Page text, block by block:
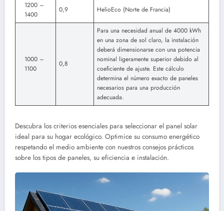
1200 –
1400
0,9 HelioEco (Norte de Francia)
1000 –
1100
0,8
Para una necesidad anual de 4000 kWh
en una zona de sol claro, la instalación
deberá dimensionarse con una potencia
nominal ligeramente superior debido al
coeficiente de ajuste. Este cálculo
determina el número exacto de paneles
necesarios para una producción
adecuada.
Descubra los criterios esenciales para seleccionar el panel solar
ideal para su hogar ecológico. Optimice su consumo energético
respetando el medio ambiente con nuestros consejos prácticos
sobre los tipos de paneles, su eficiencia e instalación.